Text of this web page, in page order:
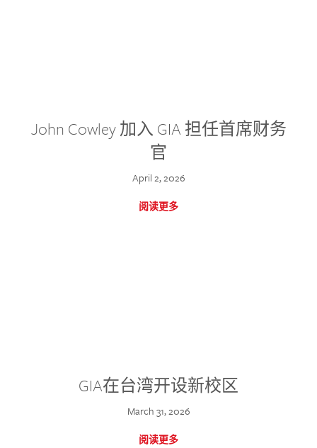
John Cowley 加入 GIA 担任首席财务
官
April 2, 2026
阅读更多
GIA在台湾开设新校区
March 31, 2026
阅读更多